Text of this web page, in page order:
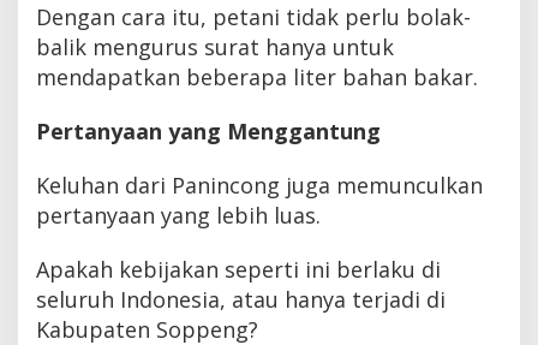
Dengan cara itu, petani tidak perlu bolak-
balik mengurus surat hanya untuk
mendapatkan beberapa liter bahan bakar.
Pertanyaan yang Menggantung
Keluhan dari Panincong juga memunculkan
pertanyaan yang lebih luas.
Apakah kebijakan seperti ini berlaku di
seluruh Indonesia, atau hanya terjadi di
Kabupaten Soppeng?